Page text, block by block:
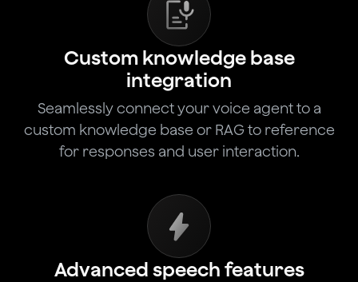
Custom knowledge base
integration
Seamlessly connect your voice agent to a
custom knowledge base or RAG to reference
for responses and user interaction.
Advanced speech features